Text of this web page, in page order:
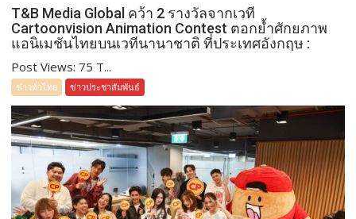
T&B Media Global คว้า 2 รางวัลจากเวที
Cartoonvision Animation Contest ตอกย้ำศักยภาพ
แอนิเมชันไทยบนเวทีนานาชาติ ที่ประเทศอังกฤษ :
Post Views: 75 T...
ข่าวทั่วไทย ข่าวประชาสัมพันธ์